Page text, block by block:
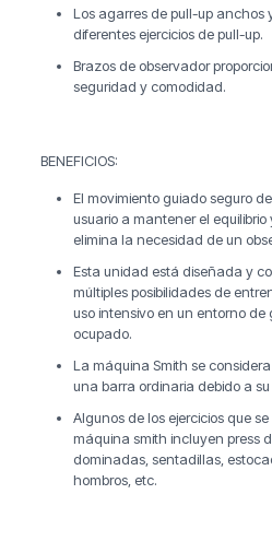
Los agarres de pull-up
diferentes ejercicios de pull-up.
Brazos de observador
seguridad y comodidad.
BENEFICIOS:
El movimiento guiado seguro
usuario a mantener el
elimina la necesidad de un
Esta unidad está diseñada y
múltiples posibilidades de
uso intensivo en un entorno de
ocupado.
La máquina Smith se
una barra ordinaria debido a
Algunos de los ejercicios que
máquina smith incluyen press
dominadas, sentadillas,
hombros, etc.